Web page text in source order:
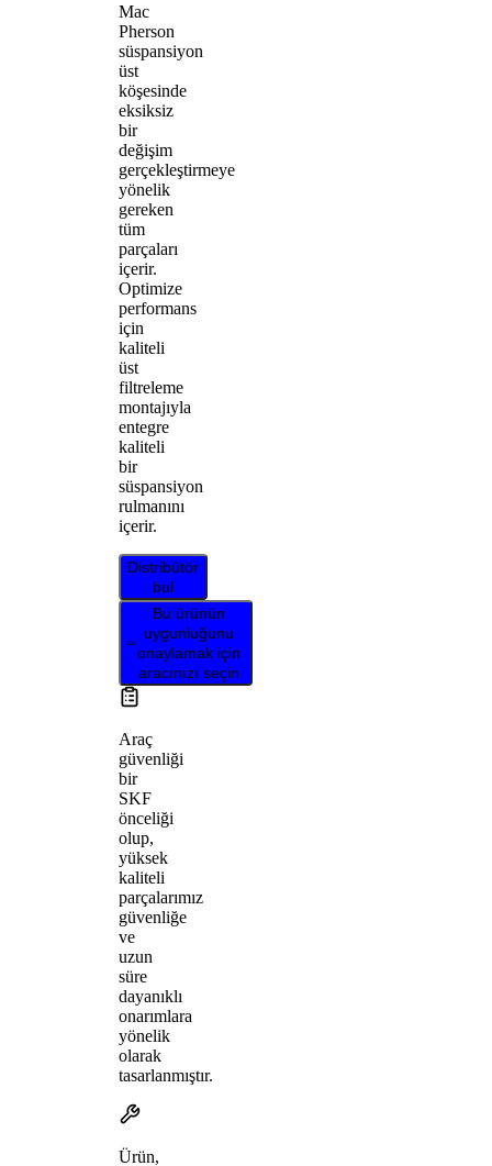
Mac
Pherson
süspansiyon
üst
köşesinde
eksiksiz
bir
değişim
gerçekleştirmeye
yönelik
gereken
tüm
parçaları
içerir.
Optimize
performans
için
kaliteli
üst
filtreleme
montajıyla
entegre
kaliteli
bir
süspansiyon
rulmanını
içerir.
Distribütör
bul
Bu ürünün
uygunluğunu
onaylamak için
aracınızı seçin
Araç
güvenliği
bir
SKF
önceliği
olup,
yüksek
kaliteli
parçalarımız
güvenliğe
ve
uzun
süre
dayanıklı
onarımlara
yönelik
olarak
tasarlanmıştır.
Ürün,